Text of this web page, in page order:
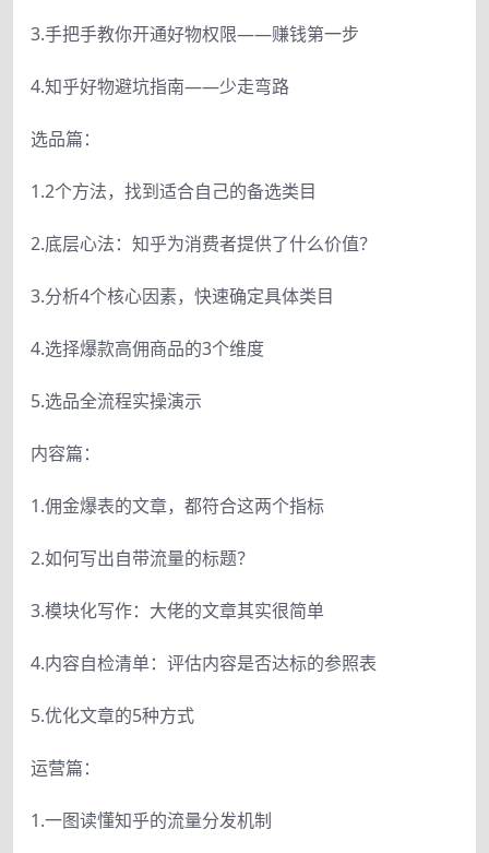
3.手把手教你开通好物权限——赚钱第一步
4.知乎好物避坑指南——少走弯路
选品篇：
1.2个方法，找到适合自己的备选类目
2.底层心法：知乎为消费者提供了什么价值？
3.分析4个核心因素，快速确定具体类目
4.选择爆款高佣商品的3个维度
5.选品全流程实操演示
内容篇：
1.佣金爆表的文章，都符合这两个指标
2.如何写出自带流量的标题？
3.模块化写作：大佬的文章其实很简单
4.内容自检清单：评估内容是否达标的参照表
5.优化文章的5种方式
运营篇：
1.一图读懂知乎的流量分发机制